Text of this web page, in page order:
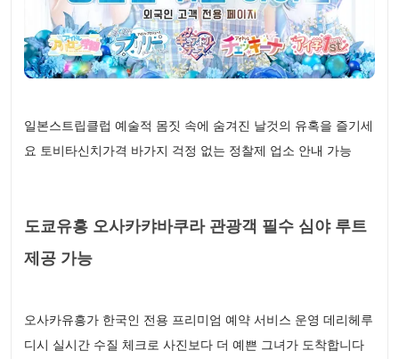
일본스트립클럽 예술적 몸짓 속에 숨겨진 날것의 유혹을 즐기세
요 토비타신치가격 바가지 걱정 없는 정찰제 업소 안내 가능
도쿄유흥 오사카캬바쿠라 관광객 필수 심야 루트
제공 가능
오사카유흥가 한국인 전용 프리미엄 예약 서비스 운영 데리헤루
디시 실시간 수질 체크로 사진보다 더 예쁜 그녀가 도착합니다